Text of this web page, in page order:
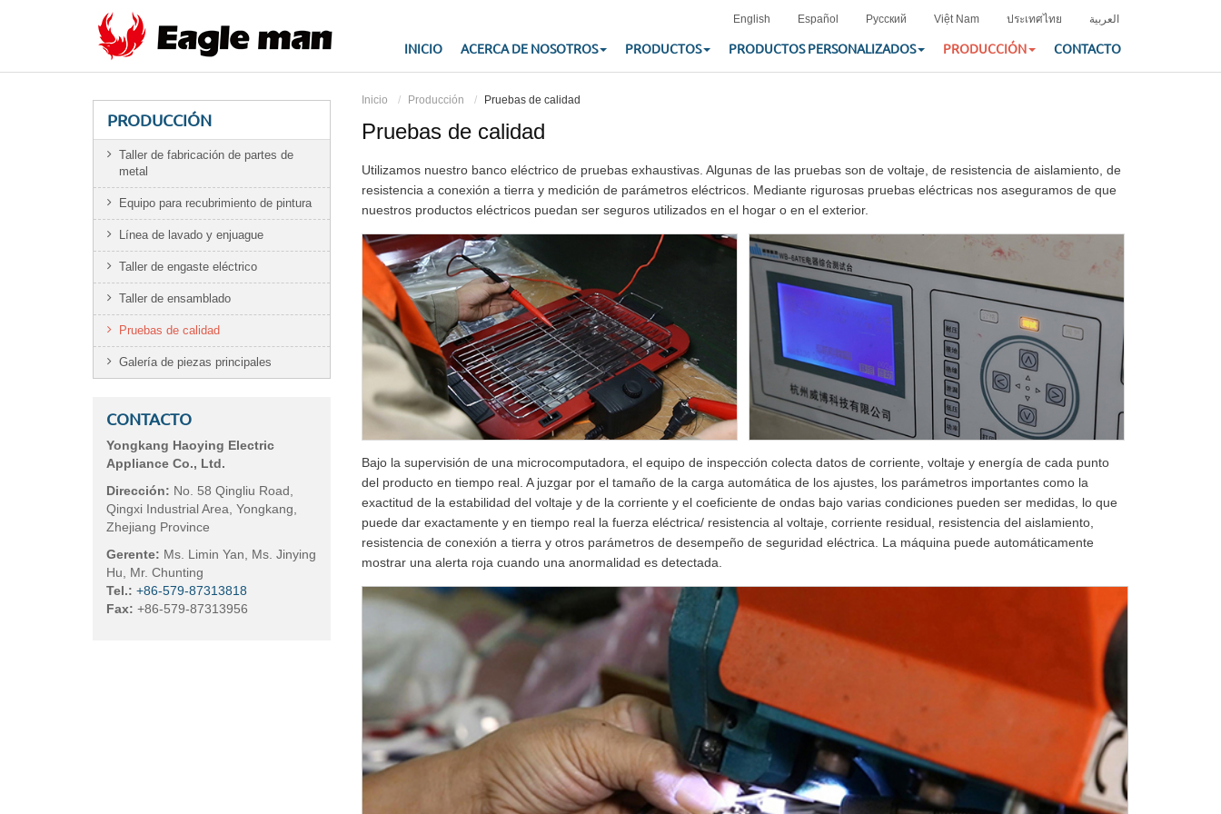
English Español Русский Việt Nam ประเทศไทย العربية
INICIO ACERCA DE NOSOTROS PRODUCTOS PRODUCTOS PERSONALIZADOS PRODUCCIÓN CONTACTO
Inicio Producción Pruebas de calidad
Pruebas de calidad
Utilizamos nuestro banco eléctrico de pruebas exhaustivas. Algunas de las pruebas son de voltaje, de resistencia de aislamiento, de
resistencia a conexión a tierra y medición de parámetros eléctricos. Mediante rigurosas pruebas eléctricas nos aseguramos de que
nuestros productos eléctricos puedan ser seguros utilizados en el hogar o en el exterior.
Bajo la supervisión de una microcomputadora, el equipo de inspección colecta datos de corriente, voltaje y energía de cada punto
del producto en tiempo real. A juzgar por el tamaño de la carga automática de los ajustes, los parámetros importantes como la
exactitud de la estabilidad del voltaje y de la corriente y el coeficiente de ondas bajo varias condiciones pueden ser medidas, lo que
puede dar exactamente y en tiempo real la fuerza eléctrica/ resistencia al voltaje, corriente residual, resistencia del aislamiento,
resistencia de conexión a tierra y otros parámetros de desempeño de seguridad eléctrica. La máquina puede automáticamente
mostrar una alerta roja cuando una anormalidad es detectada.
PRODUCCIÓN
Taller de fabricación de partes de
metal
Equipo para recubrimiento de pintura
Línea de lavado y enjuague
Taller de engaste eléctrico
Taller de ensamblado
Pruebas de calidad
Galería de piezas principales
CONTACTO
Yongkang Haoying Electric
Appliance Co., Ltd.
Dirección: No. 58 Qingliu Road,
Qingxi Industrial Area, Yongkang,
Zhejiang Province
Gerente: Ms. Limin Yan, Ms. Jinying
Hu, Mr. Chunting
Tel.: +86-579-87313818
Fax: +86-579-87313956